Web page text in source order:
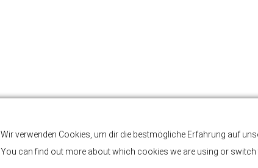
Wir verwenden Cookies, um dir die bestmögliche Erfahrung auf
You can find out more about which cookies we are using or